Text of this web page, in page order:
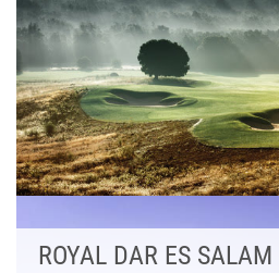
ROYAL DAR ES SALAM